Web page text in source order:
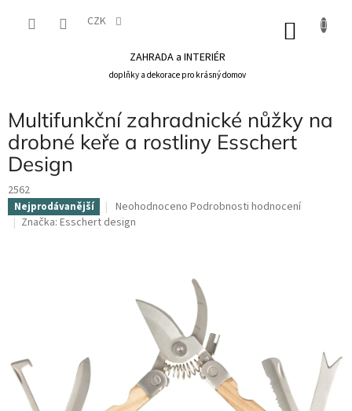
CZK
ZAHRADA a INTERIÉR
doplňky a dekorace pro krásný domov
Multifunkční zahradnické nůžky na
drobné keře a rostliny Esschert
Design
2562
Nejprodávanější
Průměrné
hodnocení
hvězdiček.
Neohodnoceno Podrobnosti hodnocení
Značka: Esschert design